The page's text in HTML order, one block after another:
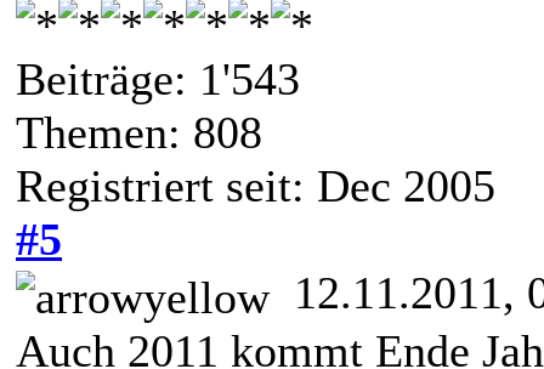
Beiträge: 1'543
Themen: 808
Registriert seit: Dec 2005
#5
12.11.2011,
Auch 2011 kommt Ende